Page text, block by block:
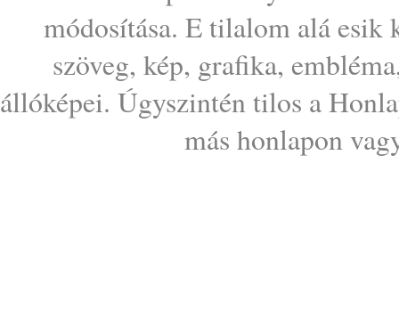
módosítása. E tilalom alá esik
szöveg, kép, grafika,
állóképei. Úgyszintén tilos a
más honlapon